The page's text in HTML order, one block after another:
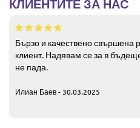
КЛИЕНТИТЕ ЗА НАС
Бързо и качествено свършена
клиент. Надявам се за в
не пада.
Илиан Баев - 30.03.2025